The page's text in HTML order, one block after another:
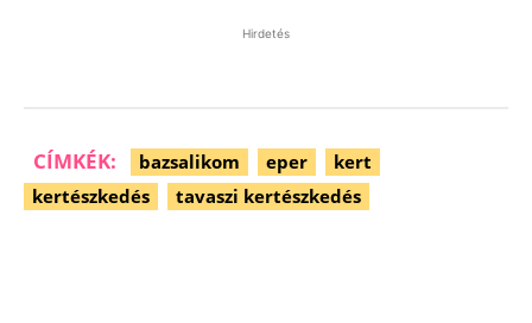
Hirdetés
CÍMKÉK: bazsalikom eper
kert
kertészkedés
tavaszi kertészkedés